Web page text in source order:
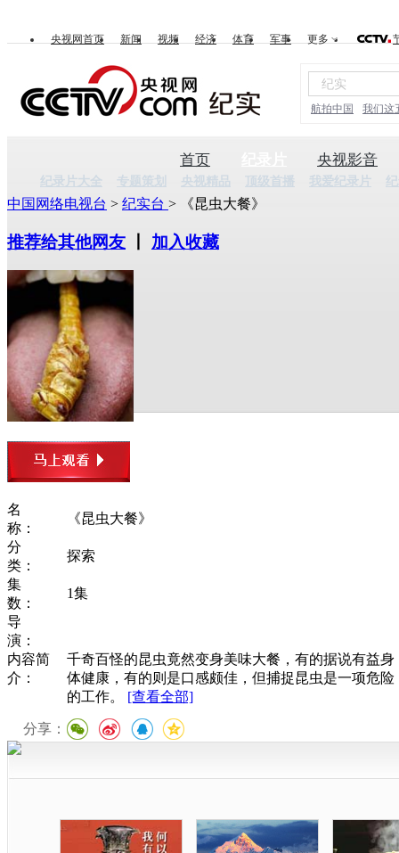
央视网首页 新闻 视频 经济 体育 军事 更多
航拍中国 我们这
首页
纪录片大全 专题策划 央视精品 顶级首播 我爱纪录片
央视影音
中国网络电视台 > 纪实台 > 《昆虫大餐》
推荐给其他网友 加入收藏
名
称：
《昆虫大餐》
分
类：
探索
集
数：
1集
导
演：
内容简
介：
千奇百怪的昆虫竟然变身美味大餐，有的据说有益身
体健康，有的则是口感颇佳，但捕捉昆虫是一项危险
的工作。
[查看全部]
分享：